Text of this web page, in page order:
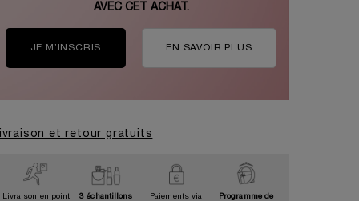
AVEC CET ACHAT.
JE M’INSCRIS EN SAVOIR PLUS
et retour gratuits
Livraison en point 3 échantillons Paiements via Programme de